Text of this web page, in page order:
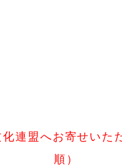
連盟へお寄せいた
順）